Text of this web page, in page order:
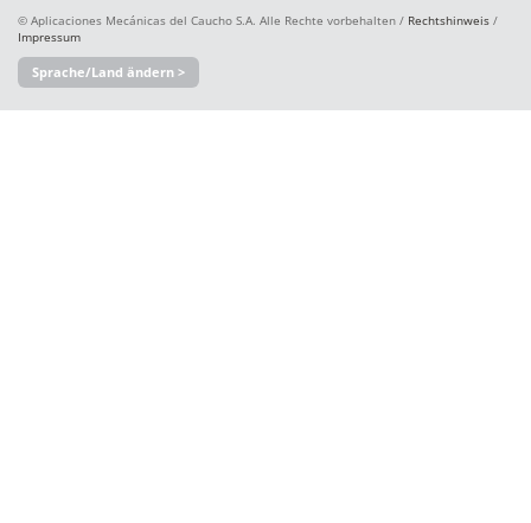
© Aplicaciones Mecánicas del Caucho S.A. Alle Rechte vorbehalten / Rechtshinweis /
Impressum
Sprache/Land ändern >